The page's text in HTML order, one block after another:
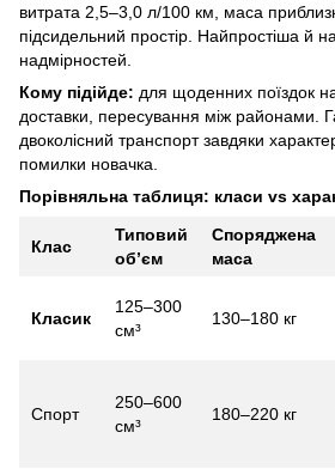
витрата 2,5–3,0 л/100 км, маса
підсидельний простір. Найпростіша й
надмірностей.
Кому підійде: для щоденних поїздок
доставки, пересування між районами.
двоколісний транспорт завдяки
помилки новачка.
Порівняльна таблиця: класи vs
Клас
Типовий
об’єм
Споряджена
маса
Класик
125–300
см³
130–180 кг
Спорт
250–600
см³
180–220 кг